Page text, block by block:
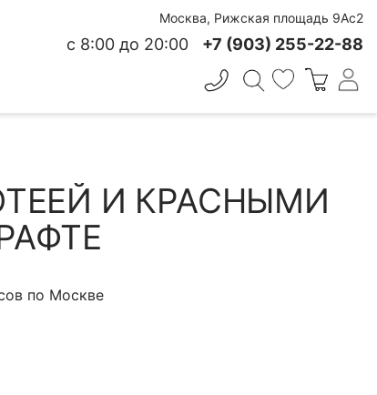
Москва, Рижская площадь 9Ас2
с 8:00 до 20:00 +7 (903) 255-22-88
И КРАСНЫМИ
по Москве